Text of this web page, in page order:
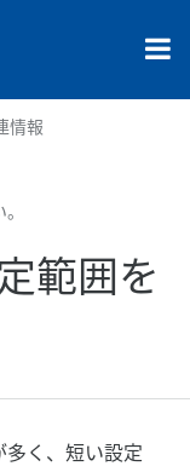
情報
範囲を
く、短い設定